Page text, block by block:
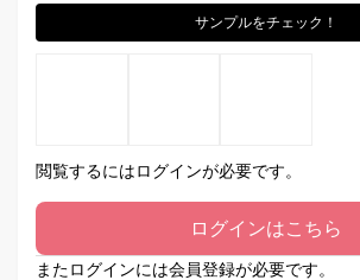
サンプルをチェック！
閲覧するにはログインが必要です。
ログインはこちら
またログインには会員登録が必要です。